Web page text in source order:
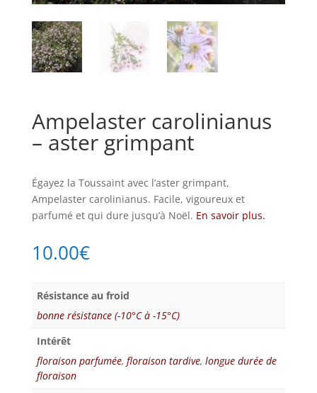
Ampelaster carolinianus
– aster grimpant
Égayez la Toussaint avec l’aster grimpant,
Ampelaster carolinianus. Facile, vigoureux et
parfumé et qui dure jusqu’à Noël. En savoir plus.
10.00€
Résistance au froid
bonne résistance (-10°C à -15°C)
Intérêt
floraison parfumée, floraison tardive, longue durée de
floraison